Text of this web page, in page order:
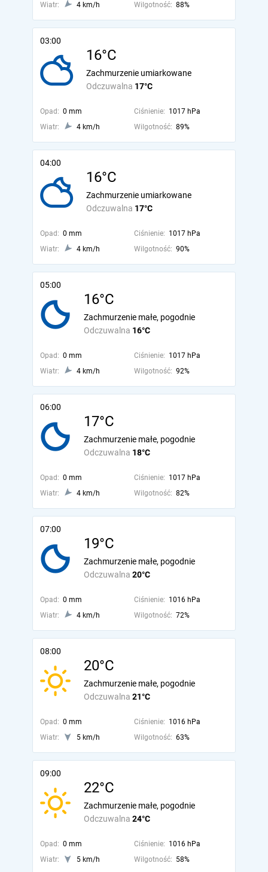
Wiatr:
4 km/h Wilgotność: 88%
03:00
16°C
Odczuwalna 17°C
Zachmurzenie umiarkowane
Opad: 0 mm Ciśnienie: 1017 hPa
Wiatr:
4 km/h Wilgotność: 89%
04:00
16°C
Odczuwalna 17°C
Zachmurzenie umiarkowane
Opad: 0 mm Ciśnienie: 1017 hPa
Wiatr:
4 km/h Wilgotność: 90%
05:00
16°C
Odczuwalna 16°C
Zachmurzenie małe, pogodnie
Opad: 0 mm Ciśnienie: 1017 hPa
Wiatr:
4 km/h Wilgotność: 92%
06:00
17°C
Odczuwalna 18°C
Zachmurzenie małe, pogodnie
Opad: 0 mm Ciśnienie: 1017 hPa
Wiatr:
4 km/h Wilgotność: 82%
07:00
19°C
Odczuwalna 20°C
Zachmurzenie małe, pogodnie
Opad: 0 mm Ciśnienie: 1016 hPa
Wiatr:
4 km/h Wilgotność: 72%
08:00
20°C
Odczuwalna 21°C
Zachmurzenie małe, pogodnie
Opad: 0 mm Ciśnienie: 1016 hPa
Wiatr:
5 km/h Wilgotność: 63%
09:00
22°C
Odczuwalna 24°C
Zachmurzenie małe, pogodnie
Opad: 0 mm Ciśnienie: 1016 hPa
Wiatr:
5 km/h Wilgotność: 58%